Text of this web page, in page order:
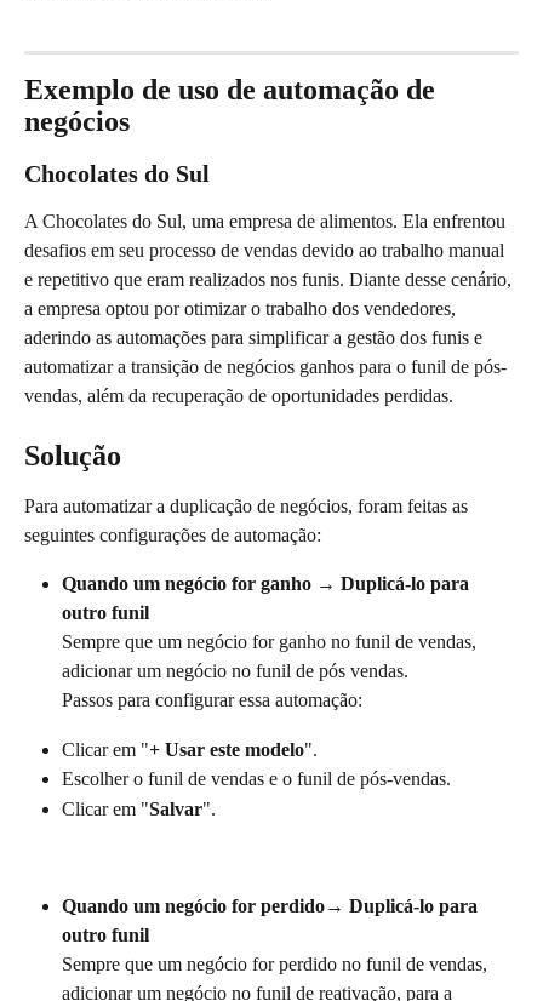
Exemplo de uso de automação de
negócios
Chocolates do Sul
A Chocolates do Sul, uma empresa de alimentos. Ela enfrentou
desafios em seu processo de vendas devido ao trabalho manual
e repetitivo que eram realizados nos funis. Diante desse cenário,
a empresa optou por otimizar o trabalho dos vendedores,
aderindo as automações para simplificar a gestão dos funis e
automatizar a transição de negócios ganhos para o funil de pós-
vendas, além da recuperação de oportunidades perdidas.
Solução
Para automatizar a duplicação de negócios, foram feitas as
seguintes configurações de automação:
Quando um negócio for ganho → Duplicá-lo para
outro funil
Sempre que um negócio for ganho no funil de vendas,
adicionar um negócio no funil de pós vendas.
Passos para configurar essa automação:
Clicar em "+ Usar este modelo".
Escolher o funil de vendas e o funil de pós-vendas.
Clicar em "Salvar".
Quando um negócio for perdido→ Duplicá-lo para
outro funil
Sempre que um negócio for perdido no funil de vendas,
adicionar um negócio no funil de reativação, para a